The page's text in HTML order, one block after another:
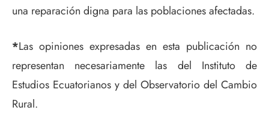
una reparación digna para las poblaciones afectadas.
*Las opiniones expresadas en esta publicación no
representan necesariamente las del Instituto de
Estudios Ecuatorianos y del Observatorio del Cambio
Rural.